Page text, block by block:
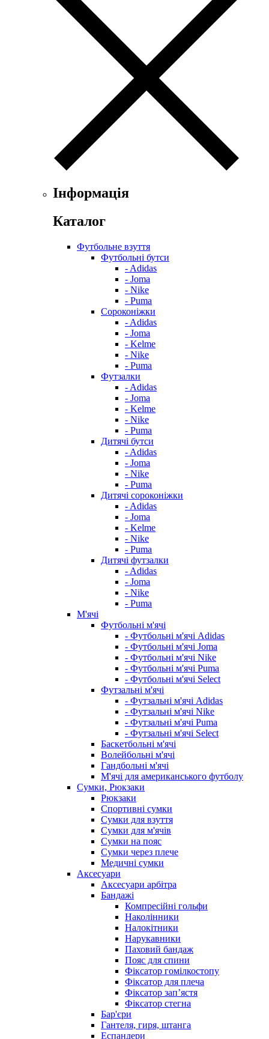
Інформація
Каталог
Футбольне взуття
Футбольні бутси
- Adidas
- Joma
- Nike
- Puma
Сороконіжки
- Adidas
- Joma
- Kelme
- Nike
- Puma
Футзалки
- Adidas
- Joma
- Kelme
- Nike
- Puma
Дитячі бутси
- Adidas
- Joma
- Nike
- Puma
Дитячі сороконіжки
- Adidas
- Joma
- Kelme
- Nike
- Puma
Дитячі футзалки
- Adidas
- Joma
- Nike
- Puma
М'ячі
Футбольні м'ячі
- Футбольні м'ячі Adidas
- Футбольні м'ячі Joma
- Футбольні м'ячі Nike
- Футбольні м'ячі Puma
- Футбольні м'ячі Select
Футзальні м'ячі
- Футзальні м'ячі Adidas
- Футзальні м'ячі Nike
- Футзальні м'ячі Puma
- Футзальні м'ячі Select
Баскетбольні м'ячі
Волейбольні м'ячі
Гандбольні м'ячі
М'ячі для американського футболу
Сумки, Рюкзаки
Рюкзаки
Спортивні сумки
Сумки для взуття
Сумки для м'ячів
Сумки на пояс
Сумки через плече
Медичні сумки
Аксесуари
Аксесуари арбітра
Бандажі
Компресійні гольфи
Наколінники
Налокітники
Нарукавники
Паховий бандаж
Пояс для спини
Фіксатор гомілкостопу
Фіксатор для плеча
Фіксатор запʼястя
Фіксатор стегна
Бар'єри
Гантеля, гиря, штанга
Еспандери